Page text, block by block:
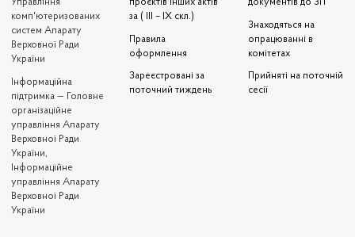
Управління
комп'ютеризованих
систем Апарату
Верховної Ради
України
Iнформаційна
підтримка — Головне
організаційне
управління Апарату
Верховної Ради
України,
Інформаційне
управління Апарату
Верховної Ради
України
проєктів інших актів
за ( III – IX скл.)
Правила
оформлення
Зареєстровані за
поточний тиждень
документів до ЗП
Знаходяться на
опрацюванні в
комітетах
Прийняті на поточній
сесії